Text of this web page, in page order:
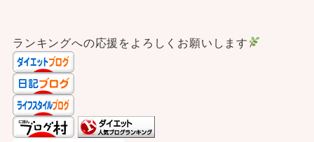
ランキングへの応援をよろしくお願いします